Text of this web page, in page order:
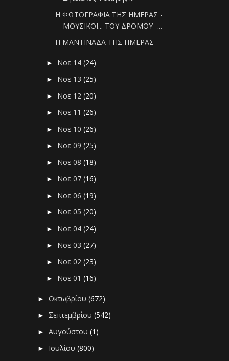
Η ΦΩΤΟΓΡΑΦΙΑ ΤΗΣ ΗΜΕΡΑΣ -
ΜΟΥΣΙΚΟΙ... ΤΟΥ ΔΡΟΜΟΥ -...
Η ΜΑΝΤΙΝΑΔΑ ΤΗΣ ΗΜΕΡΑΣ
► Νοε 14(24)
► Νοε 13(25)
► Νοε 12(20)
► Νοε 11(26)
► Νοε 10(26)
► Νοε 09(25)
► Νοε 08(18)
► Νοε 07(16)
► Νοε 06(19)
► Νοε 05(20)
► Νοε 04(24)
► Νοε 03(27)
► Νοε 02(23)
► Νοε 01(16)
►Οκτωβρίου(672)
► Σεπτεμβρίου(542)
►Αυγούστου(1)
► Ιουλίου(800)